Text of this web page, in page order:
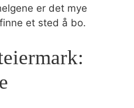
er det mye
et sted å bo.